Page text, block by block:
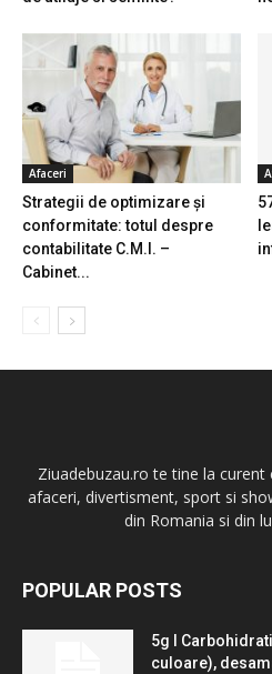
Afaceri
Strategii de optimizare și
conformitate: totul despre
contabilitate C.M.I. –
Cabinet...
Ziuadebuzau.ro te tine la
afaceri, divertisment, sport si
din Romania si din
POPULAR POSTS
5g l
culoare),